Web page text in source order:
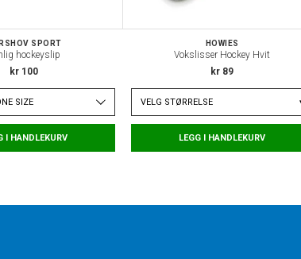
SPORT
hockeyslip
kr 100
SIZE
I HANDLEKURV
HOWIES
Vokslisser Hockey Hvit
kr 89
VELG STØRRELSE
LEGG I HANDLEKURV